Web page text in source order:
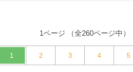
1ページ （全260ページ中）
1 2 3 4 5